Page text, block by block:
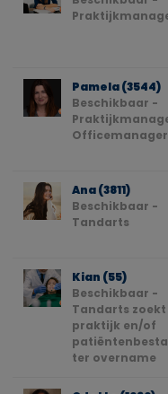
Pamela (3544)
Beschikbaar -
Officemanager
Ana (3811)
Beschikbaar -
Tandarts
Kian (55)
Beschikbaar -
Tandarts zoekt
praktijk en/of
ter overname